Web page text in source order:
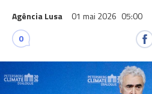
Agência Lusa 01 mai 2026 05:00
0